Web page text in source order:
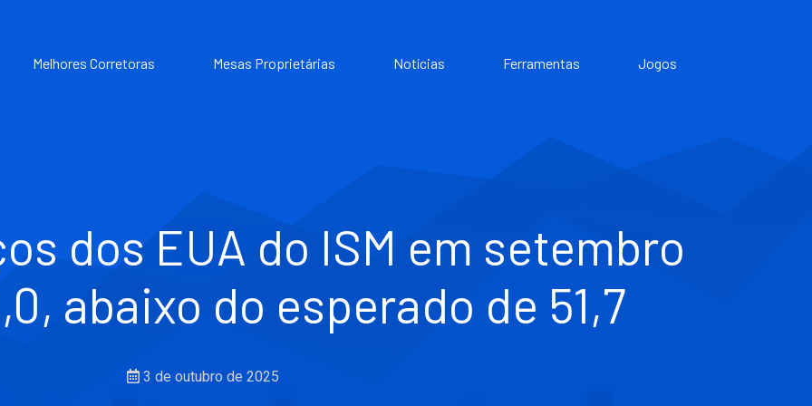
Melhores Corretoras Mesas Proprietárias Notícias Ferramentas Jogos
dos EUA do ISM em setembro
abaixo do esperado de 51,7
3 de outubro de 2025